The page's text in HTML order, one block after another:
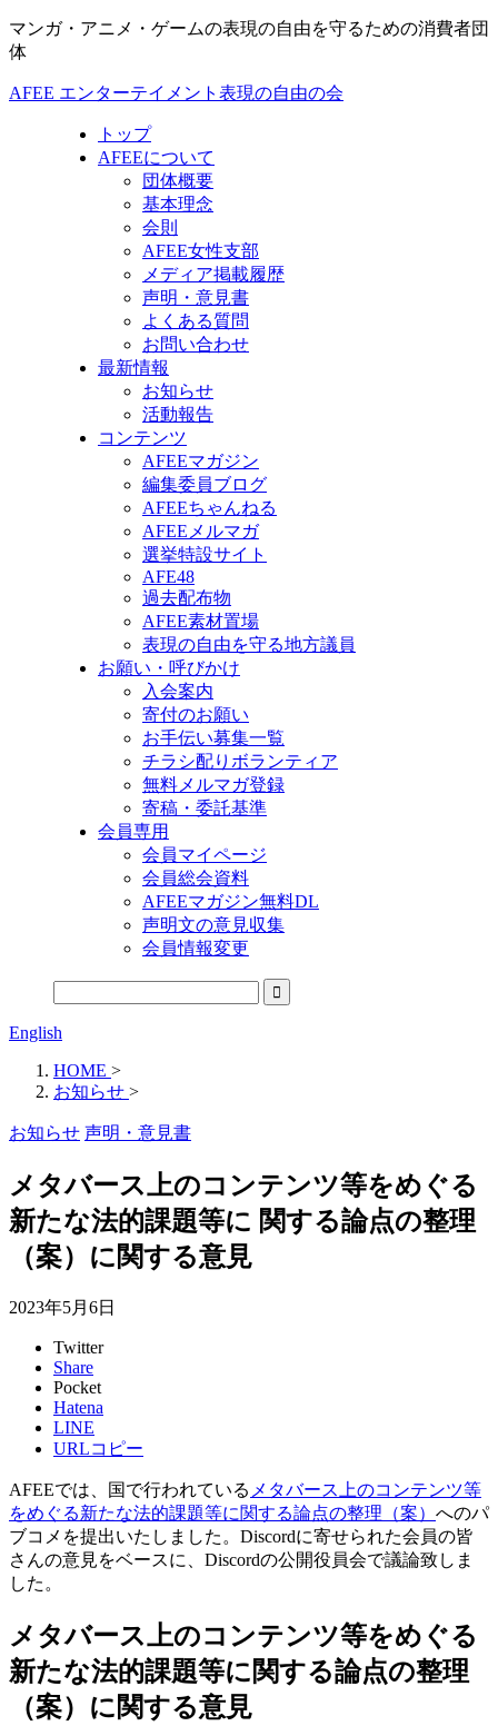
マンガ・アニメ・ゲームの表現の自由を守るための消費者団
体
AFEE エンターテイメント表現の自由の会
トップ
AFEEについて
団体概要
基本理念
会則
AFEE女性支部
メディア掲載履歴
声明・意見書
よくある質問
お問い合わせ
最新情報
お知らせ
活動報告
コンテンツ
AFEEマガジン
編集委員ブログ
AFEEちゃんねる
AFEEメルマガ
選挙特設サイト
AFE48
過去配布物
AFEE素材置場
表現の自由を守る地方議員
お願い・呼びかけ
入会案内
寄付のお願い
お手伝い募集一覧
チラシ配りボランティア
無料メルマガ登録
寄稿・委託基準
会員専用
会員マイページ
会員総会資料
AFEEマガジン無料DL
声明文の意見収集
会員情報変更
English
HOME >
お知らせ >
お知らせ 声明・意見書
メタバース上のコンテンツ等をめぐる
新たな法的課題等に 関する論点の整理
（案）に関する意見
2023年5月6日
Twitter
Share
Pocket
Hatena
LINE
URLコピー
AFEEでは、国で行われている メタバース上のコンテンツ等
をめぐる新たな法的課題等に関する論点の整理（案） へのパ
ブコメを提出いたしました。Discordに寄せられた会員の皆
さんの意見をベースに、Discordの公開役員会で議論致しま
した。
メタバース上のコンテンツ等をめぐる
新たな法的課題等に関する論点の整理
（案）に関する意見